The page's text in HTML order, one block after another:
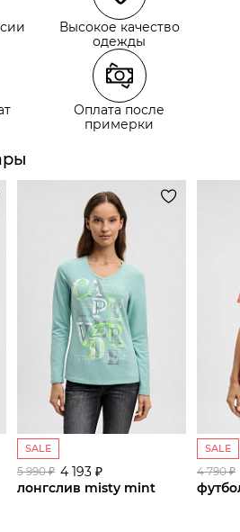
выдачи СДЭК
выдачи СДЭК
Высокое качество
одежды
Оплата после
примерки
SALE
5 990 ₽ 4 193 ₽
лонгслив misty mint
SALE
4 790 ₽